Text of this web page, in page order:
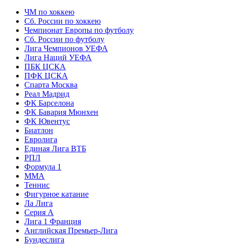
ЧМ по хоккею
Сб. России по хоккею
Чемпионат Европы по футболу
Сб. России по футболу
Лига Чемпионов УЕФА
Лига Наций УЕФА
ПБК ЦСКА
ПФК ЦСКА
Спарта Москва
Реал Мадрид
ФК Барселона
ФК Бавария Мюнхен
ФК Ювентус
Биатлон
Евролига
Единая Лига ВТБ
РПЛ
Формула 1
MMA
Теннис
Фигурное катание
Ла Лига
Серия А
Лига 1 Франция
Английская Премьер-Лига
Бундеслига